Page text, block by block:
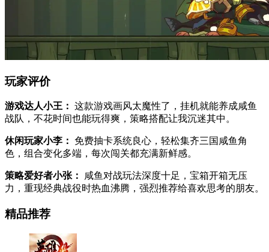
玩家评价
游戏达人小王： 这款游戏画风太魔性了，挂机就能养成咸鱼
战队，不花时间也能玩得爽，策略搭配让我沉迷其中。
休闲玩家小李：
免费抽卡系统良心，轻松集齐三国咸鱼角
色，组合变化多端，每次闯关都充满新鲜感。
策略爱好者小张：
咸鱼对战玩法深度十足，宝箱开箱无压
力，重现经典战役时热血沸腾，强烈推荐给喜欢思考的朋友。
精品推荐